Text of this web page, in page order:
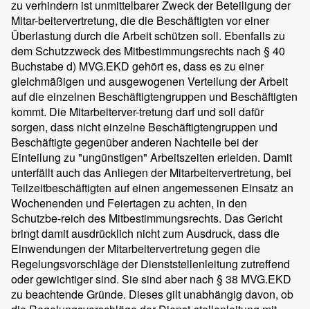
zu verhindern ist unmittelbarer Zweck der Beteiligung der
Mitar-beitervertretung, die die Beschäftigten vor einer
Überlastung durch die Arbeit schützen soll. Ebenfalls zu
dem Schutzzweck des Mitbestimmungsrechts nach § 40
Buchstabe d) MVG.EKD gehört es, dass es zu einer
gleichmäßigen und ausgewogenen Verteilung der Arbeit
auf die einzelnen Beschäftigtengruppen und Beschäftigten
kommt. Die Mitarbeiterver-tretung darf und soll dafür
sorgen, dass nicht einzelne Beschäftigtengruppen und
Beschäftigte gegenüber anderen Nachteile bei der
Einteilung zu "ungünstigen" Arbeitszeiten erleiden. Damit
unterfällt auch das Anliegen der Mitarbeitervertretung, bei
Teilzeitbeschäftigten auf einen angemessenen Einsatz an
Wochenenden und Feiertagen zu achten, in den
Schutzbe-reich des Mitbestimmungsrechts. Das Gericht
bringt damit ausdrücklich nicht zum Ausdruck, dass die
Einwendungen der Mitarbeitervertretung gegen die
Regelungsvorschläge der Dienststellenleitung zutreffend
oder gewichtiger sind. Sie sind aber nach § 38 MVG.EKD
zu beachtende Gründe. Dieses gilt unabhängig davon, ob